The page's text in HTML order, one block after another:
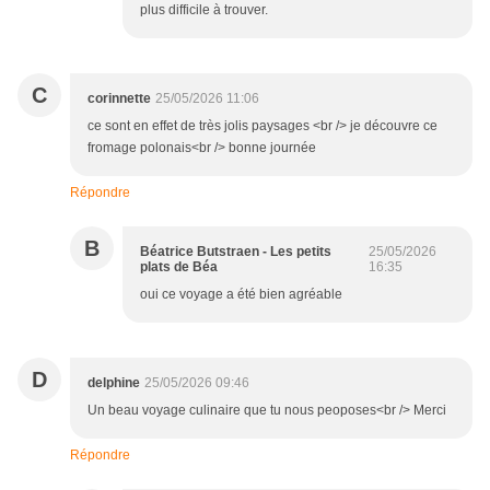
plus difficile à trouver.
C corinnette 25/05/2026 11:06
ce sont en effet de très jolis paysages <br /> je découvre ce
fromage polonais<br /> bonne journée
Répondre
B
Béatrice Butstraen - Les petits
plats de Béa
25/05/2026
16:35
oui ce voyage a été bien agréable
D delphine 25/05/2026 09:46
Un beau voyage culinaire que tu nous peoposes<br /> Merci
Répondre